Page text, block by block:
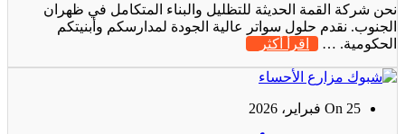
نحن شركة القمة الحديثة للتظليل والبناء المتكامل في ظهران
الجنوب. نقدم حلول سواتر عالية الجودة لمدارسكم وأبنيتكم
الحكومية. …
اقرأ أكثر
On 25 فبراير، 2026